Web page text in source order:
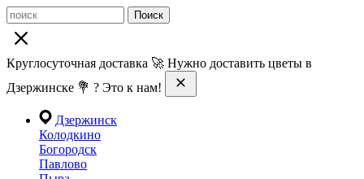
Поиск
Круглосуточная доставка 🚀 Нужно доставить цветы в
Дзержинске 💐 ? Это к нам!
Дзержинск
Колодкино
Богородск
Павлово